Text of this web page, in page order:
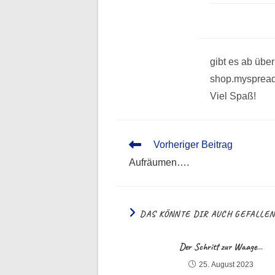
gibt es ab
Viel Spaß!
Weitere
ansehen
Vorheriger Beitrag
Aufräumen….
DAS KÖNNTE DIR AUCH GEFALLEN
Der Schritt zur Waage…
25. August 2023